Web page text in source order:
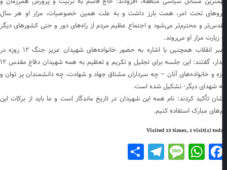
تحت امر، همت بارز داشت و به علت همین خصوصیات، مزار او هر سال
و محترم‌تر می‌شود و اجتماع عظیم مردم از راه‌های دور و حتی کشورهای دیگر
زیارت مزار او می‌روند.
رهبر انقلاب همچنین با اشاره به حضور خانواده‌های شهیدان عزیز جنگ ۱۲ روزه در
دیدار، گفتند: این جلسه برای تجلیل و تکریم و تعظیم به همه شهیدان دفاع مقدس ۱۲
و خانواده‌های آنان – چه سرداران مشتاق جهاد و شهادت، چه دانشمندان پر توان و
شهدای دیگر- تشکیل شده است.
تأکید کردند: نام همه این شهیدان در تاریخ ماندگار است و ما باید از برکات این
مبارک استفاده کنیم.
Visited 12 times, 1 visit(s)
Facebook
WhatsApp
Message
Telegram
Share